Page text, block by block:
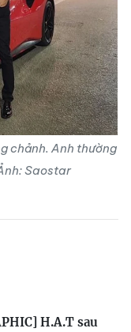
chảnh. Anh thường
Saostar
H.A.T sau